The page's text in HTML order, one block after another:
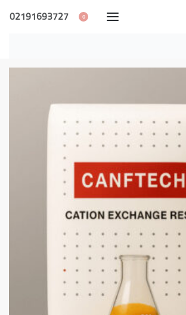
0
02191693727